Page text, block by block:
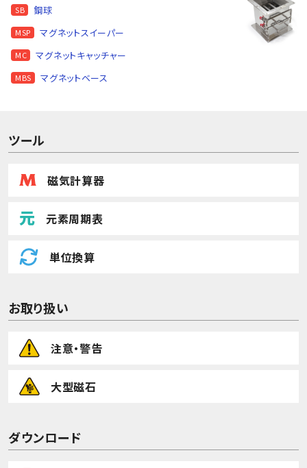
SB 鋼球
MSP マグネットスイーパー
MC マグネットキャッチャー
MBS マグネットベース
ツール
磁気計算器
元素周期表
単位換算
お取り扱い
注意・警告
大型磁石
ダウンロード